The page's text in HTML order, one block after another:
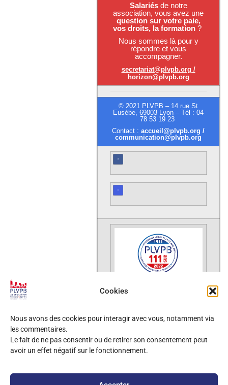
Cookies
Nous avons des cookies pour interagir avec vous, notamment via
les commentaires.
Le fait de ne pas consentir ou de retirer son consentement peut
avoir un effet négatif sur le fonctionnement.
Salariés de notre
association, vous avez une
question sur votre paie,
vos droits, la formation ?
Nous sommes là pour y
répondre et vous
accompagner.
secretariat@plvpb.org /
horizon@plvpb.org
© 2021 PLVPB – 14 rue St
Eusèbe, 69003 Lyon – Tél : 04
78 53 19 23
Contact : accueil@plvpb.org /
communication@plvpb.org
Cet email a été envoyé à @,